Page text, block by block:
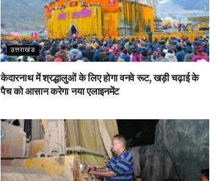
उत्तराखंड
केदारनाथ में श्रद्धालुओं के लिए होगा वनवे रूट, खड़ी चढ़ाई के
पैच को आसान करेगा नया एलाइनमेंट